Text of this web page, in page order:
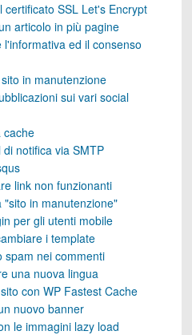
SSL Let's Encrypt
articolo in più pagine
ed il consenso
in manutenzione
sui vari social
cache
notifica via SMTP
link non funzionanti
in manutenzione"
per gli utenti mobile
i template
spam nei commenti
una nuova lingua
con WP Fastest Cache
nuovo banner
le immagini lazy load